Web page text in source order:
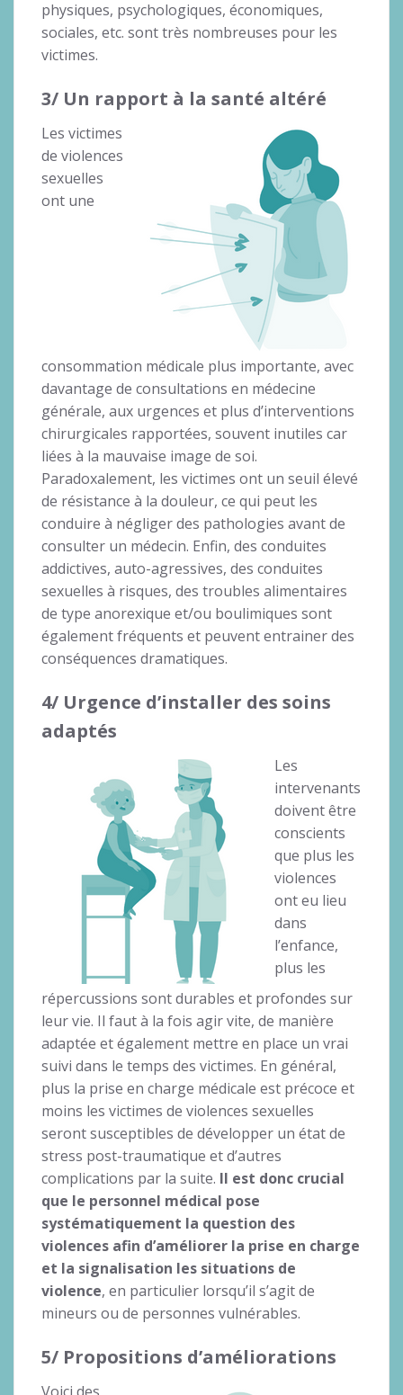
physiques, psychologiques, économiques,
sociales, etc. sont très nombreuses pour les
victimes.
3/ Un rapport à la santé altéré
Les victimes
de violences
sexuelles
ont une
consommation médicale plus importante, avec
davantage de consultations en médecine
générale, aux urgences et plus d’interventions
chirurgicales rapportées, souvent inutiles car
liées à la mauvaise image de soi.
Paradoxalement, les victimes ont un seuil élevé
de résistance à la douleur, ce qui peut les
conduire à négliger des pathologies avant de
consulter un médecin. Enfin, des conduites
addictives, auto-agressives, des conduites
sexuelles à risques, des troubles alimentaires
de type anorexique et/ou boulimiques sont
également fréquents et peuvent entrainer des
conséquences dramatiques.
4/ Urgence d’installer des soins
adaptés
Les
intervenants
doivent être
conscients
que plus les
violences
ont eu lieu
dans
l’enfance,
plus les
répercussions sont durables et profondes sur
leur vie. Il faut à la fois agir vite, de manière
adaptée et également mettre en place un vrai
suivi dans le temps des victimes. En général,
plus la prise en charge médicale est précoce et
moins les victimes de violences sexuelles
seront susceptibles de développer un état de
stress post-traumatique et d’autres
complications par la suite. Il est donc crucial
que le personnel médical pose
systématiquement la question des
violences afin d’améliorer la prise en charge
et la signalisation les situations de
violence, en particulier lorsqu’il s’agit de
mineurs ou de personnes vulnérables.
5/ Propositions d’améliorations